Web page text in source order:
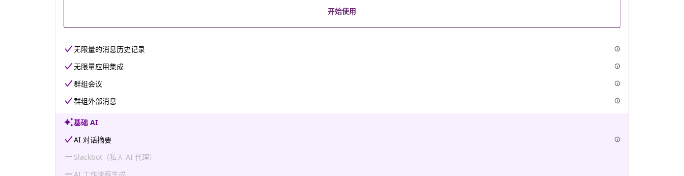
开始使用
无限量的消息历史记录
无限量应用集成
群组会议
群组外部消息
基础 AI
AI 对话摘要
Slackbot（私人 AI 代理）